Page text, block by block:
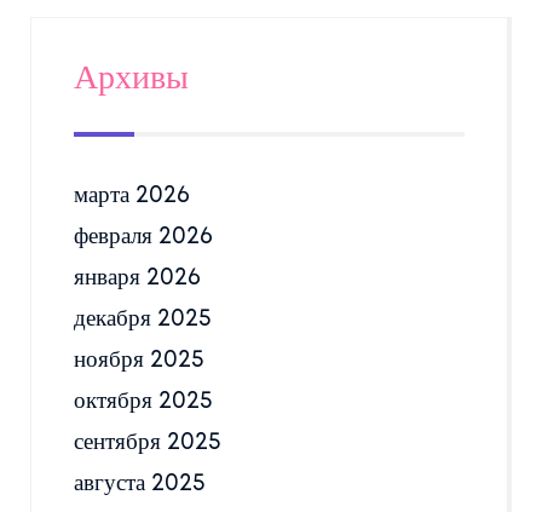
Архивы
марта 2026
февраля 2026
января 2026
декабря 2025
ноября 2025
октября 2025
сентября 2025
августа 2025